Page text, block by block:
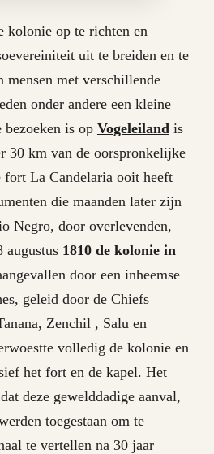
kolonie op te richten en
uit te breiden en te
mensen met verschillende
onder andere een kleine
is op Vogeleiland is
30 km van de oorspronkelijke
fort La Candelaria ooit heeft
die maanden later zijn
Negro, door overlevenden,
augustus 1810 de kolonie in
door een inheemse
geleid door de Chiefs
Zenchil , Salu en
volledig de kolonie en
het fort en de kapel. Het
deze gewelddadige aanval,
toegestaan ​​om te
te vertellen na 30 jaar